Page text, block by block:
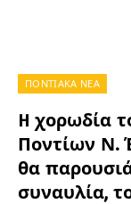
ΠΟΝΤΙΑΚΑ ΝΕΑ
H χορωδία
Ποντίων Ν.
θα
συναυλία,